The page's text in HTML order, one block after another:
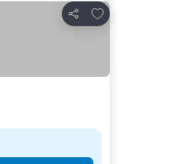
Partager
Ajouter à mes favoris